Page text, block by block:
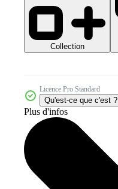
Collection
Licence Pro Standard
Qu'est-ce que c'est ?
Plus d'infos